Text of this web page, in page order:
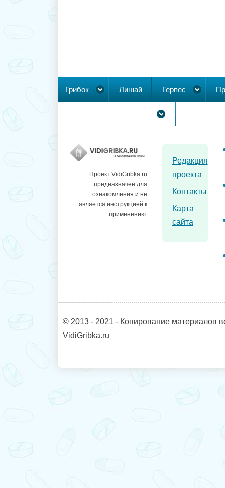
Грибок Лишай Герпес
Проект VidiGribka.ru
предназначен для
ознакомления и не
является инструкцией к
применению.
Редакция
проекта
Контакты
Карта
сайта
© 2013 - 2021 - Копирование материалов
VidiGribka.ru